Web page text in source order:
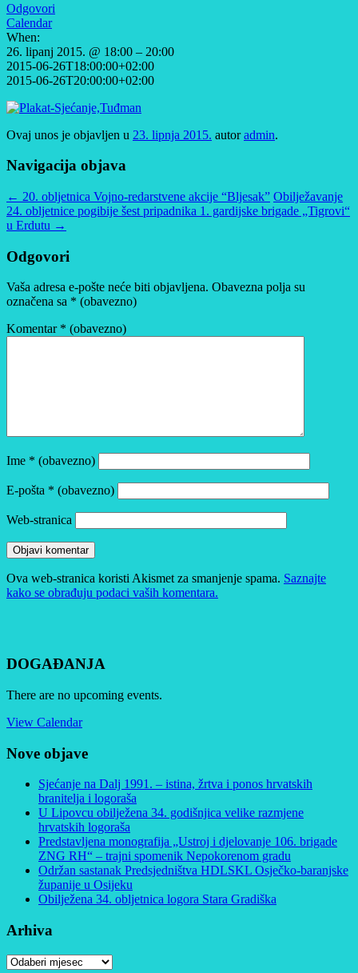
Odgovori
Calendar
When:
26. lipanj 2015. @ 18:00 – 20:00
2015-06-26T18:00:00+02:00
2015-06-26T20:00:00+02:00
Ovaj unos je objavljen u 23. lipnja 2015. autoradmin.
Navigacija objava
← 20. obljetnica Vojno-redarstvene akcije “Bljesak” Obilježavanje
24. obljetnice pogibije šest pripadnika 1. gardijske brigade „Tigrovi“
u Erdutu →
Odgovori
Vaša adresa e-pošte neće biti objavljena. Obavezna polja su
označena sa * (obavezno)
Komentar * (obavezno)
Ime * (obavezno)
E-pošta * (obavezno)
Web-stranica
Ova web-stranica koristi Akismet za smanjenje spama. Saznajte
kako se obrađuju podaci vaših komentara.
DOGAĐANJA
There are no upcoming events.
View Calendar
Nove objave
Sjećanje na Dalj 1991. – istina, žrtva i ponos hrvatskih
branitelja i logoraša
U Lipovcu obilježena 34. godišnjica velike razmjene
hrvatskih logoraša
Predstavljena monografija „Ustroj i djelovanje 106. brigade
ZNG RH“ – trajni spomenik Nepokorenom gradu
Održan sastanak Predsjedništva HDLSKL Osječko-baranjske
županije u Osijeku
Obilježena 34. obljetnica logora Stara Gradiška
Arhiva
Arhiva